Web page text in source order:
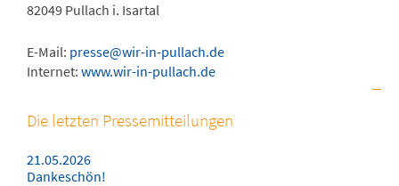
82049 Pullach i. Isartal
E-Mail: presse@wir-in-pullach.de
Internet: www.wir-in-pullach.de
Die letzten Pressemitteilungen
21.05.2026
Dankeschön!